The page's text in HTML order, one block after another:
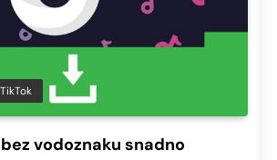
TikTok
vodoznaku snadno